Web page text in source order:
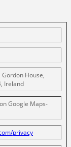
House,
Ireland
Google Maps-
privacy